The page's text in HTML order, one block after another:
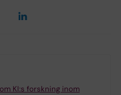
KI:s forskning inom